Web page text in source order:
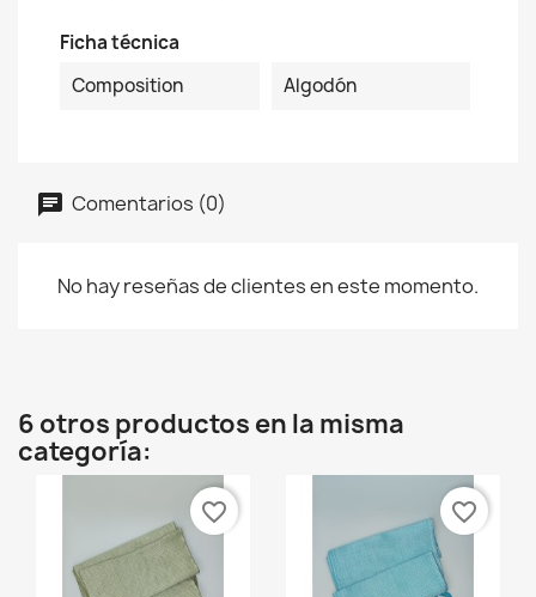
Ficha técnica
Composition
Algodón
Comentarios (0)
No hay reseñas de clientes en este momento.
6 otros productos en la misma
categoría:
favorite_border favorite_border